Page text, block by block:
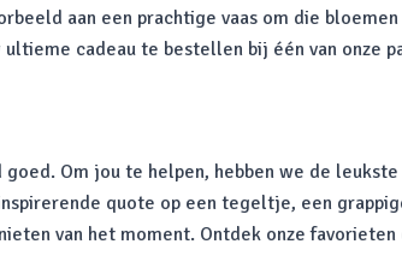
aan een prachtige vaas om die
cadeau te bestellen bij één van onze
Om jou te helpen, hebben we de leukste
quote op een tegeltje, een
van het moment. Ontdek onze favorieten